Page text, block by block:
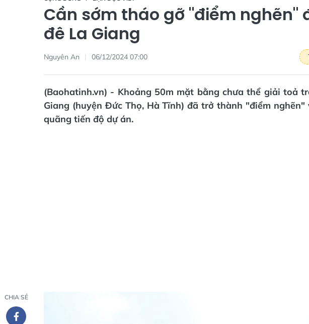
Cần sớm tháo gỡ "điểm nghẽn"
đê La Giang
Nguyên An 06/12/2024 07:00
(Baohatinh.vn) - Khoảng 50m mặt bằng chưa thể giải toả
Giang (huyện Đức Thọ, Hà Tĩnh) đã trở thành "điểm
quãng tiến độ dự án.
CHIA SẺ